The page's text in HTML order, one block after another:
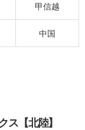
甲信越
中国
ス【北陸】